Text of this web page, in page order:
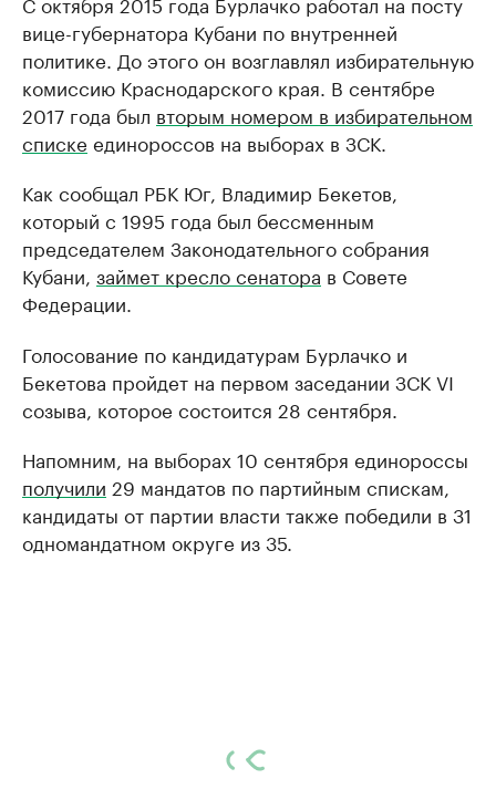
вице-губернатора Кубани по внутренней
политике. До этого он возглавлял избирательную
комиссию Краснодарского края. В сентябре
2017 года был вторым номером в избирательном
списке единороссов на выборах в ЗСК.
Как сообщал РБК Юг, Владимир Бекетов,
который с 1995 года был бессменным
председателем Законодательного собрания
Кубани, займет кресло сенатора в Совете
Федерации.
Голосование по кандидатурам Бурлачко и
Бекетова пройдет на первом заседании ЗСК VI
созыва, которое состоится 28 сентября.
Напомним, на выборах 10 сентября единороссы
получили 29 мандатов по партийным спискам,
кандидаты от партии власти также победили в 31
одномандатном округе из 35.